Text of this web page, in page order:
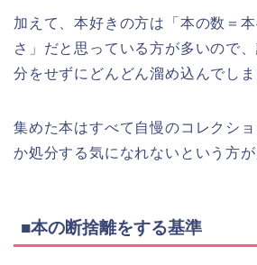
加えて、本好きの方は「本の数＝
さ」だと思っている方が多いので
分をせずにどんどん溜め込んでしま
集めた本はすべて自慢のコレクシ
か処分する気になれないという方が
■本の断捨離をする基準